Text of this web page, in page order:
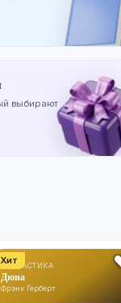
выбирают
Хит
ФАНТАСТИКА
Дюна
Фрэнк Герберт